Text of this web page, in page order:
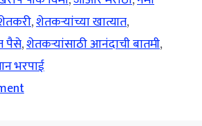
,शेतकर्‍यांच्या खात्यात,
पैसे,शेतकर्‍यांसाठी आनंदाची बातमी,
भरपाई